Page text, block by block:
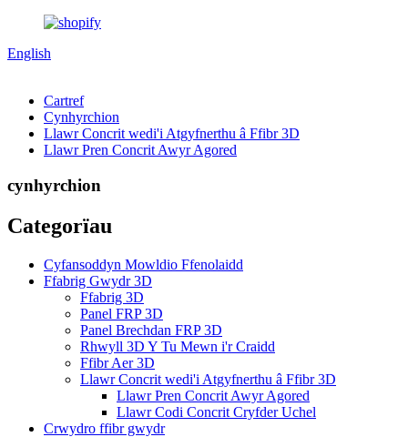
English
Cartref
Cynhyrchion
Llawr Concrit wedi'i Atgyfnerthu â Ffibr 3D
Llawr Pren Concrit Awyr Agored
cynhyrchion
Categorïau
Cyfansoddyn Mowldio Ffenolaidd
Ffabrig Gwydr 3D
Ffabrig 3D
Panel FRP 3D
Panel Brechdan FRP 3D
Rhwyll 3D Y Tu Mewn i'r Craidd
Ffibr Aer 3D
Llawr Concrit wedi'i Atgyfnerthu â Ffibr 3D
Llawr Pren Concrit Awyr Agored
Llawr Codi Concrit Cryfder Uchel
Crwydro ffibr gwydr